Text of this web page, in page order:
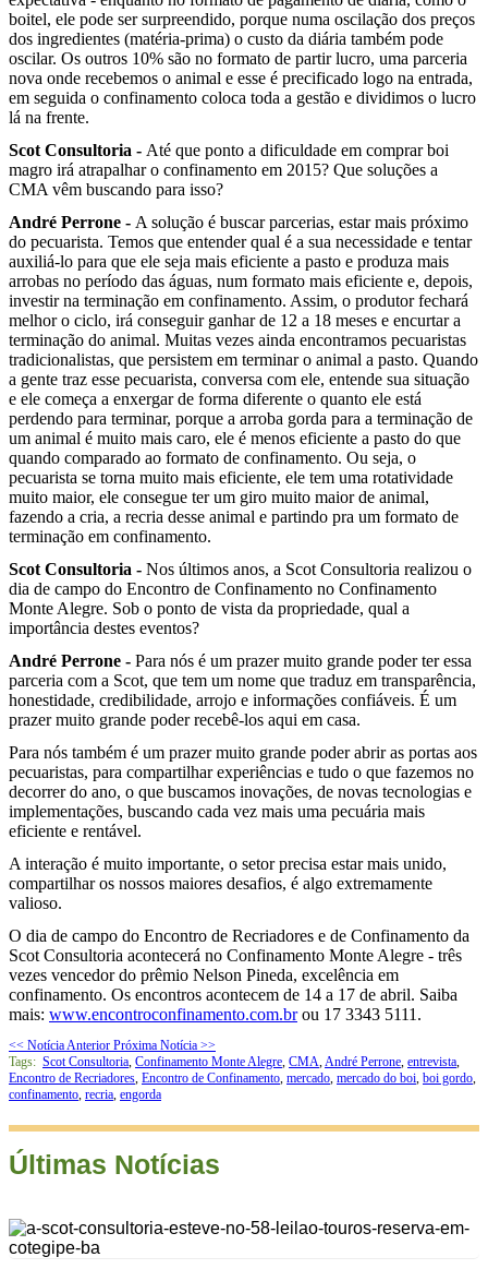
boitel, ele pode ser surpreendido, porque numa oscilação dos preços
dos ingredientes (matéria-prima) o custo da diária também pode
oscilar. Os outros 10% são no formato de partir lucro, uma parceria
nova onde recebemos o animal e esse é precificado logo na entrada,
em seguida o confinamento coloca toda a gestão e dividimos o lucro
lá na frente.
Scot Consultoria - Até que ponto a dificuldade em comprar boi
magro irá atrapalhar o confinamento em 2015? Que soluções a
CMA vêm buscando para isso?
André Perrone - A solução é buscar parcerias, estar mais próximo
do pecuarista. Temos que entender qual é a sua necessidade e tentar
auxiliá-lo para que ele seja mais eficiente a pasto e produza mais
arrobas no período das águas, num formato mais eficiente e, depois,
investir na terminação em confinamento. Assim, o produtor fechará
melhor o ciclo, irá conseguir ganhar de 12 a 18 meses e encurtar a
terminação do animal. Muitas vezes ainda encontramos pecuaristas
tradicionalistas, que persistem em terminar o animal a pasto. Quando
a gente traz esse pecuarista, conversa com ele, entende sua situação
e ele começa a enxergar de forma diferente o quanto ele está
perdendo para terminar, porque a arroba gorda para a terminação de
um animal é muito mais caro, ele é menos eficiente a pasto do que
quando comparado ao formato de confinamento. Ou seja, o
pecuarista se torna muito mais eficiente, ele tem uma rotatividade
muito maior, ele consegue ter um giro muito maior de animal,
fazendo a cria, a recria desse animal e partindo pra um formato de
terminação em confinamento.
Scot Consultoria - Nos últimos anos, a Scot Consultoria realizou o
dia de campo do Encontro de Confinamento no Confinamento
Monte Alegre. Sob o ponto de vista da propriedade, qual a
importância destes eventos?
André Perrone - Para nós é um prazer muito grande poder ter essa
parceria com a Scot, que tem um nome que traduz em transparência,
honestidade, credibilidade, arrojo e informações confiáveis. É um
prazer muito grande poder recebê-los aqui em casa.
Para nós também é um prazer muito grande poder abrir as portas aos
pecuaristas, para compartilhar experiências e tudo o que fazemos no
decorrer do ano, o que buscamos inovações, de novas tecnologias e
implementações, buscando cada vez mais uma pecuária mais
eficiente e rentável.
A interação é muito importante, o setor precisa estar mais unido,
compartilhar os nossos maiores desafios, é algo extremamente
valioso.
O dia de campo do Encontro de Recriadores e de Confinamento da
Scot Consultoria acontecerá no Confinamento Monte Alegre - três
vezes vencedor do prêmio Nelson Pineda, excelência em
confinamento. Os encontros acontecem de 14 a 17 de abril. Saiba
mais: www.encontroconfinamento.com.brou 17 3343 5111.
<< Notícia Anterior Próxima Notícia >>
Tags: Scot Consultoria, Confinamento Monte Alegre, CMA,André Perrone, entrevista,
Encontro de Recriadores, Encontro de Confinamento, mercado, mercado do boi, boi gordo,
confinamento, recria, engorda
Últimas Notícias